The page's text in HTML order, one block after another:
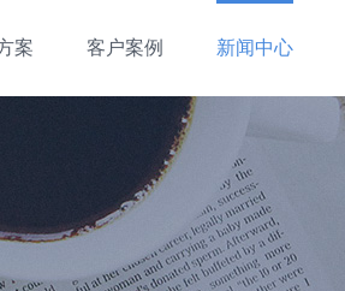
案 客户案例 新闻中心